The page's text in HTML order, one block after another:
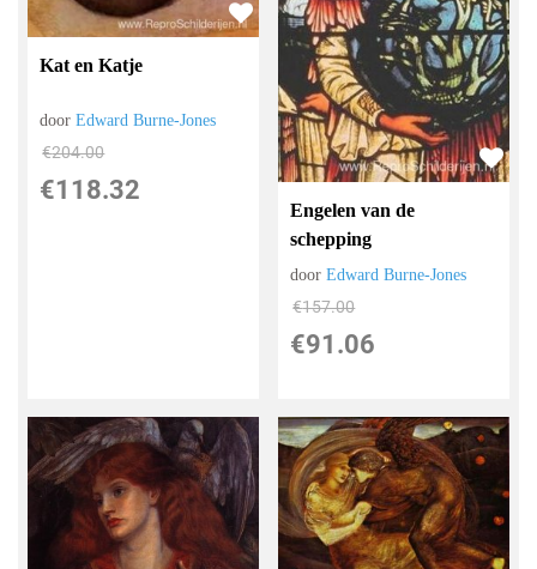
Kat en Katje
doorEdward Burne-Jones
€204.00
€118.32
Engelen van de
schepping
doorEdward Burne-Jones
€157.00
€91.06